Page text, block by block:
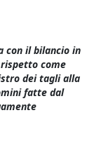
con il bilancio in
come
dei tagli alla
fatte dal